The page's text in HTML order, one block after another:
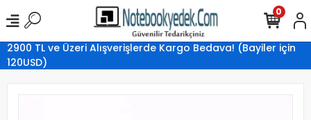
2900 TL ve Üzeri Alışverişlerde Kargo Bedava! (Bayiler için
120USD)
0